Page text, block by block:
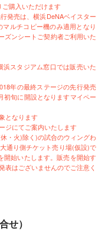
購入いただけます
発売は、横浜DeNAベイスター
ルチコピー機のみ適用となり
ズンシートご契約者ご利用いた
スタジアム窓口では販売いた
年の最終ステージの先行発売
初旬に開設となりますマイペー
となります
ジにてご案内いたします
・火)除く)の試合のウィングわ
通り側チケット売り場(仮設)で
開始いたします。販売を開始す
表はございませんのでご注意く
せ）